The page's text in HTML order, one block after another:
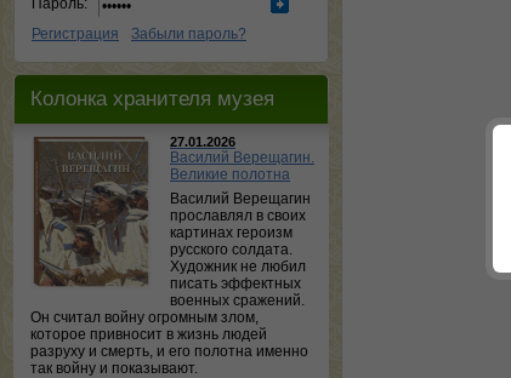
Пароль:
Регистрация
Забыли пароль?
Колонка хранителя музея
27.01.2026
Василий Верещагин.
Великие полотна
Василий Верещагин
прославлял в своих
картинах героизм
русского солдата.
Художник не любил
писать эффектных
военных сражений.
Он считал войну огромным злом,
которое привносит в жизнь людей
разруху и смерть, и его полотна именно
так войну и показывают.